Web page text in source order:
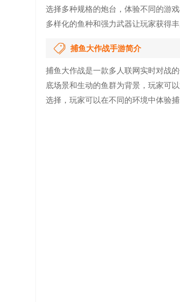
选择多种规格的炮台，体验不同的游
多样化的鱼种和强力武器让玩家获得
捕鱼大作战手游简介
捕鱼大作战是一款多人联网实时对战
底场景和生动的鱼群为背景，玩家可
选择，玩家可以在不同的环境中体验